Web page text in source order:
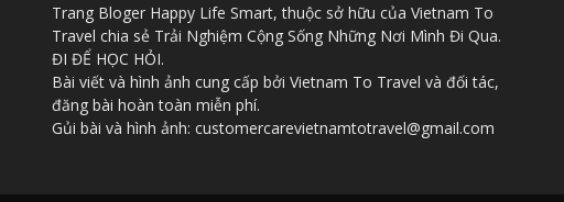
Trang Bloger Happy Life Smart, thuộc sở hữu của Vietnam To
Travel chia sẻ Trải Nghiệm Cộng Sống Những Nơi Mình Đi Qua.
ĐI ĐỂ HỌC HỎI.
Bài viết và hình ảnh cung cấp bởi Vietnam To Travel và đối tác,
đăng bài hoàn toàn miễn phí.
Gủi bài và hình ảnh: customercarevietnamtotravel@gmail.com